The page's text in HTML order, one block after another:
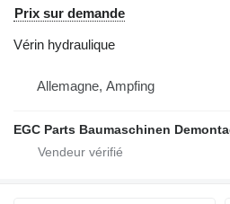
Prix sur demande
Vérin hydraulique
Allemagne, Ampfing